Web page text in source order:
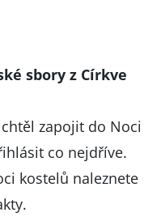
sbory z Církve
zapojit do Noci
co nejdříve.
kostelů naleznete
.